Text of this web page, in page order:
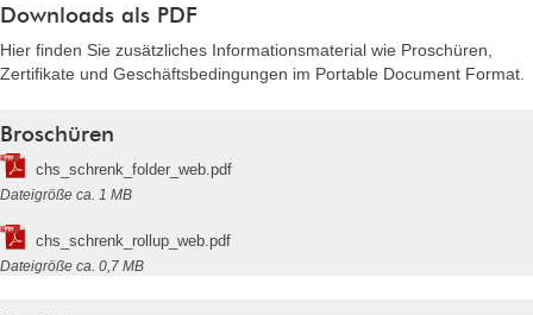
Downloads als PDF
Hier finden Sie zusätzliches Informationsmaterial wie Proschüren,
Zertifikate und Geschäftsbedingungen im Portable Document Format.
Broschüren
chs_schrenk_folder_web.pdf
Dateigröße ca. 1 MB
chs_schrenk_rollup_web.pdf
Dateigröße ca. 0,7 MB